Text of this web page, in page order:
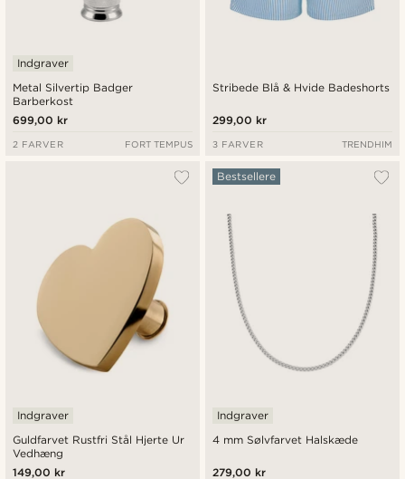
Metal Silvertip Badger
Barberkost
Indgraver
699,00 kr
2 FARVER FORT TEMPUS
Stribede Blå & Hvide Badeshorts
299,00 kr
3 FARVER TRENDHIM
Guldfarvet Rustfri Stål Hjerte Ur
Vedhæng
Indgraver
149,00 kr
4 mm Sølvfarvet Halskæde
Bestsellere
Indgraver
279,00 kr